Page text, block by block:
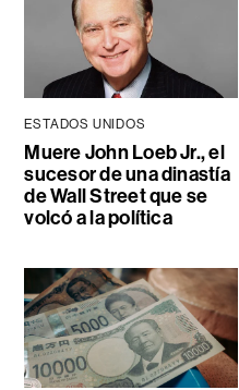
ESTADOS UNIDOS
Muere John Loeb Jr., el
sucesor de una dinastía
de Wall Street que se
volcó a la política